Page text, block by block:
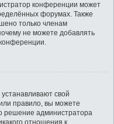
конференции может
форумах. Также
только членам
не можете добавлять
свой
правило, вы можете
решение администратора
отношения к